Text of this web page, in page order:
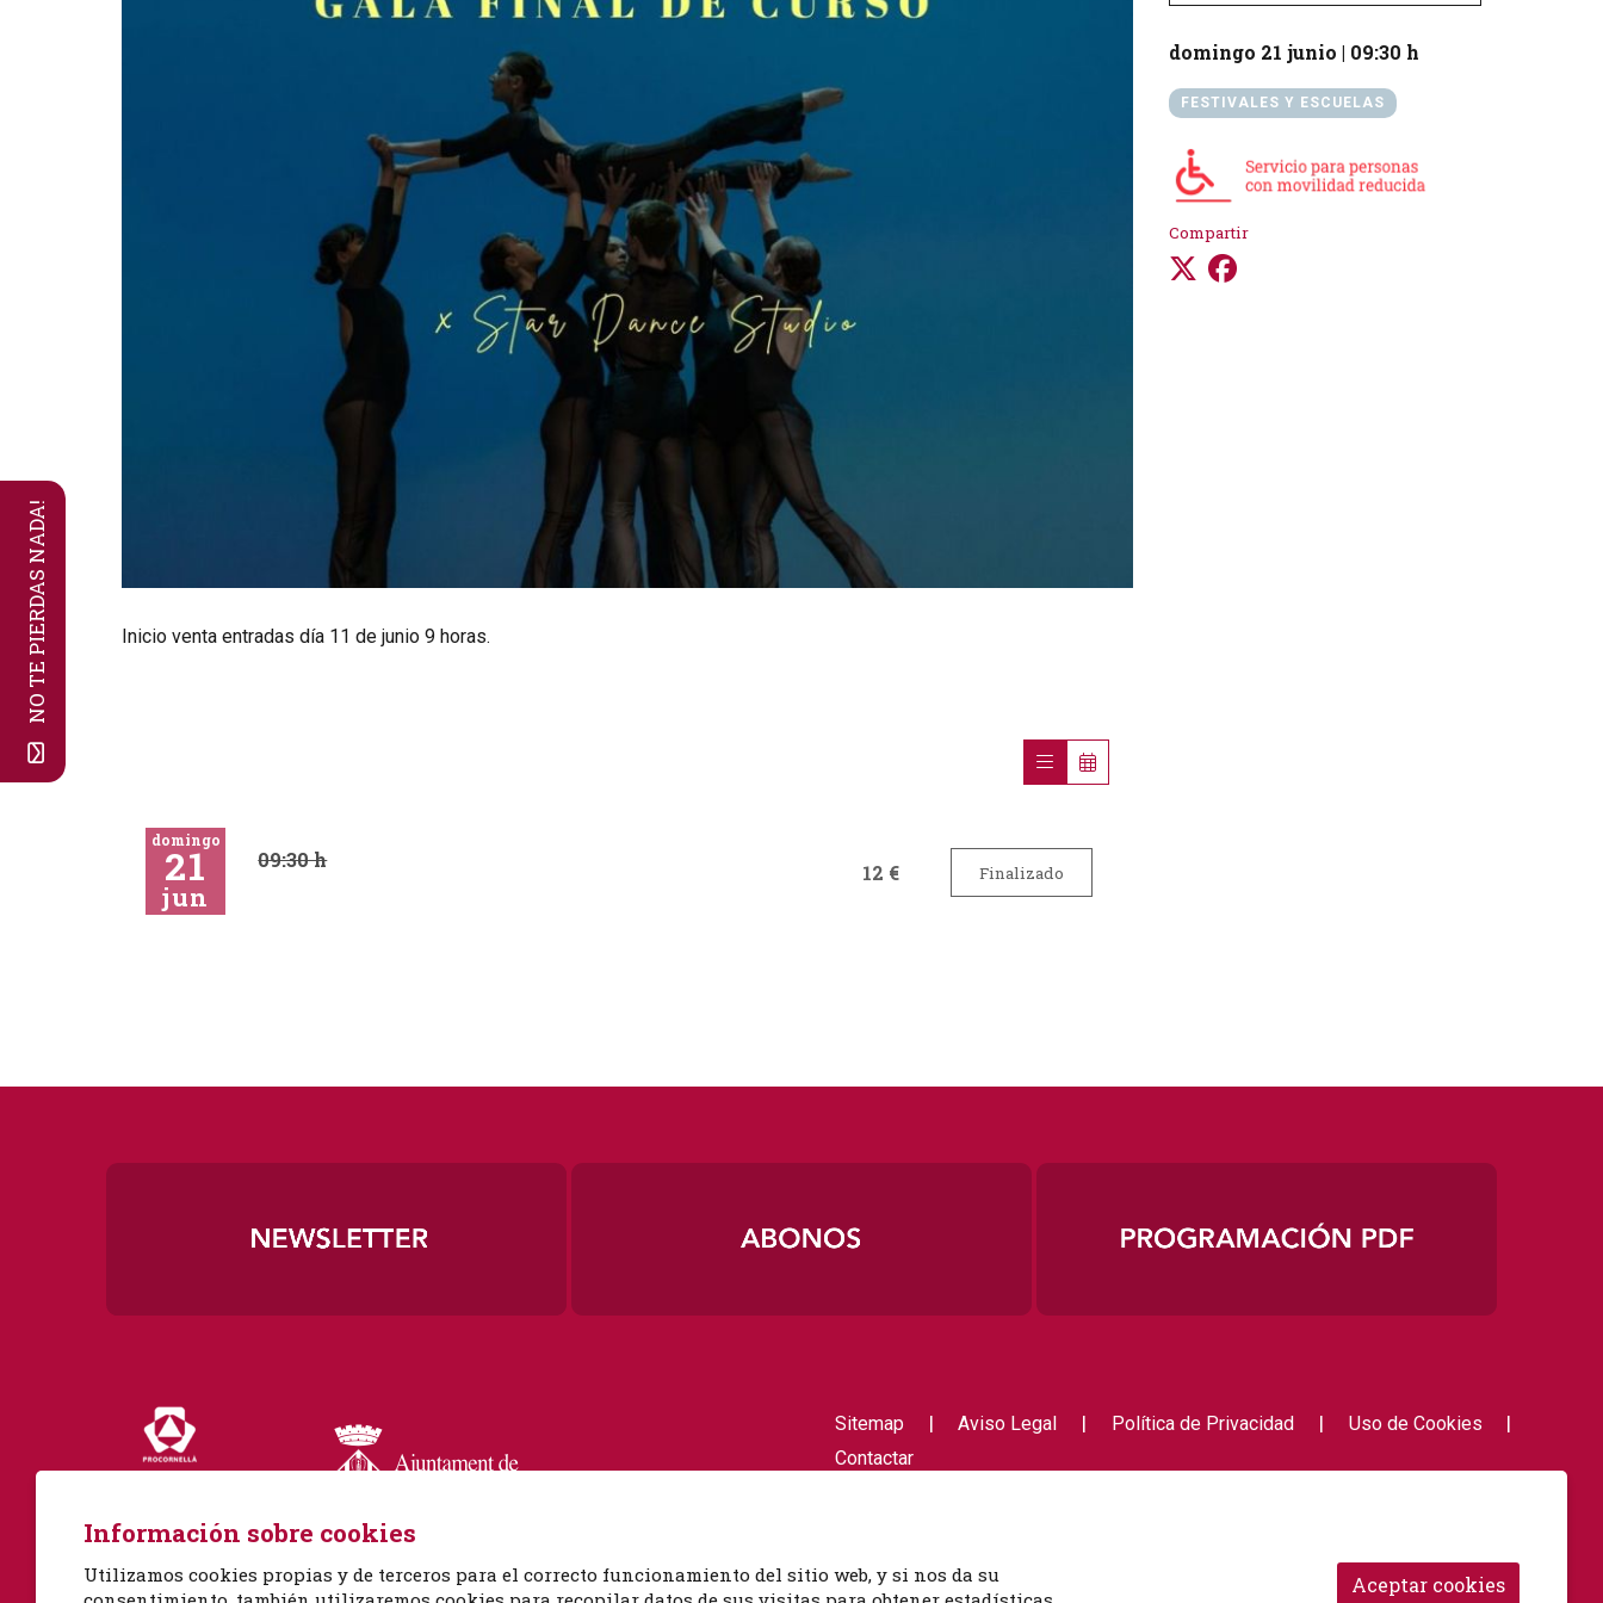
NO TE PIERDAS NADA!
domingo 21 junio | 09:30 h
FESTIVALES Y ESCUELAS
Compartir
Inicio venta entradas día 11 de junio 9 horas.
domingo
21
jun
09:30 h
12 € Finalizado
Sitemap | Aviso Legal | Política de Privacidad | Uso de Cookies |
Contactar
Información sobre cookies
Utilizamos cookies propias y de terceros para el correcto funcionamiento del sitio web, y si nos da su
Aceptar cookies